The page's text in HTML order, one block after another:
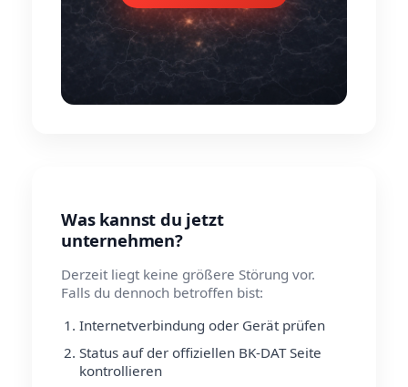
Was kannst du jetzt
unternehmen?
Derzeit liegt keine größere Störung vor.
Falls du dennoch betroffen bist:
Internetverbindung oder Gerät prüfen
Status auf der offiziellen BK-DAT Seite
kontrollieren